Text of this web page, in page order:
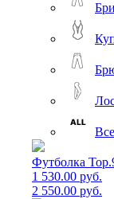
Футболка
1 530.00 руб.
2 550.00 руб.